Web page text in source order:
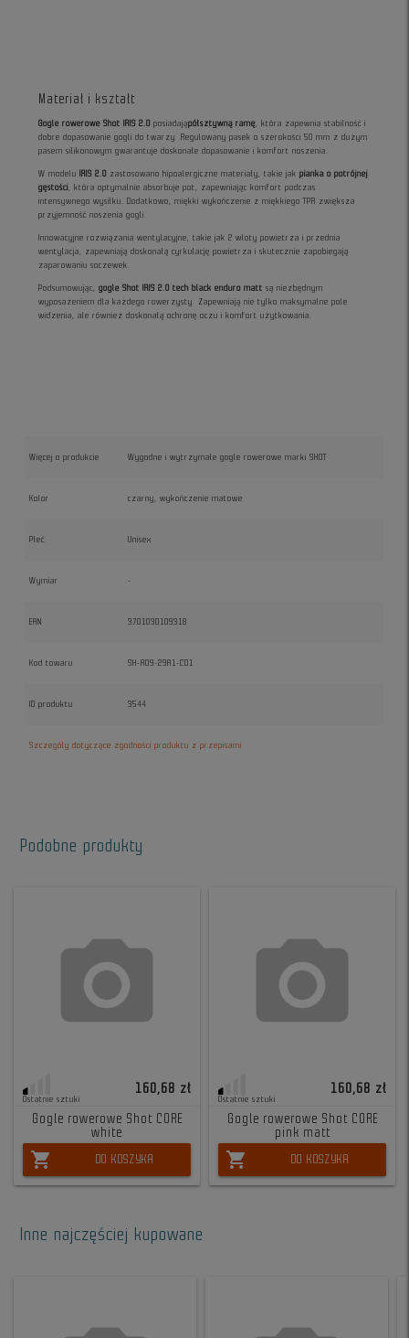
Materiał i kształt
Gogle rowerowe Shot IRIS 2.0 posiadająpółsztywną ramę
, która zapewnia stabilność i
dobre dopasowanie gogli do twarzy. Regulowany pasek o szerokości 50 mm z dużym
pasem silikonowym gwarantuje doskonałe dopasowanie i komfort noszenia.
W modelu IRIS 2.0 zastosowano hipoalergiczne materiały, takie jakpianka o potrójnej
gęstości
, która optymalnie absorbuje pot, zapewniając komfort podczas
intensywnego wysiłku. Dodatkowo, miękki wykończenie z miękkiego TPR zwiększa
przyjemność noszenia gogli.
Innowacyjne rozwiązania wentylacyjne, takie jak 2 wloty powietrza i przednia
wentylacja, zapewniają doskonałą cyrkulację powietrza i skutecznie zapobiegają
zaparowaniu soczewek.
Podsumowując,gogle Shot IRIS 2.0 tech black enduro matt są niezbędnym
wyposażeniem dla każdego rowerzysty. Zapewniają nie tylko maksymalne pole
widzenia, ale również doskonałą ochronę oczu i komfort użytkowania.
Więcej o produkcie Wygodne i wytrzymałe gogle rowerowe marki SHOT
Kolor czarny, wykończenie matowe
Płeć Unisex
Wymiar -
EAN 3701030109318
Kod towaru SH-A09-29A1-C01
ID produktu 3544
Szczegóły dotyczące zgodności produktu z przepisami
Podobne produkty
Ostatnie sztuki
160,68 zł
Gogle rowerowe Shot CORE
white
shopping_cart DO KOSZYKA
Ostatnie sztuki
160,68 zł
Gogle rowerowe Shot CORE
pink matt
shopping_cart DO KOSZYKA
Inne najczęściej kupowane